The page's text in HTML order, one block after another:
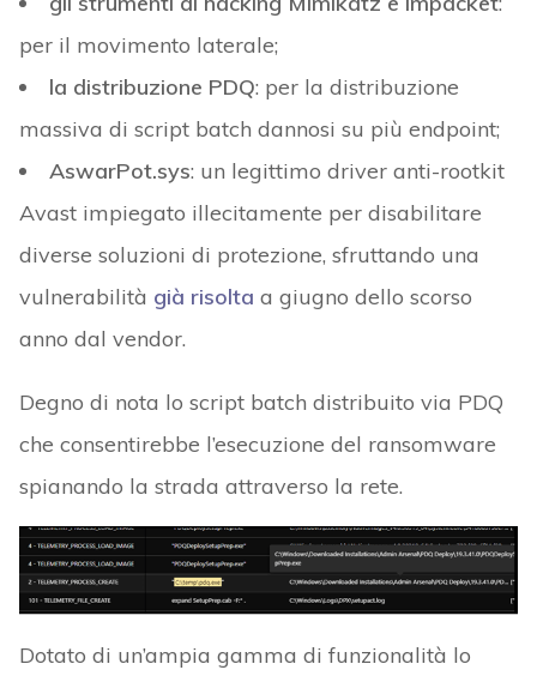
per il movimento laterale;
la distribuzione PDQ: per la distribuzione
massiva di script batch dannosi su più endpoint;
AswarPot.sys: un legittimo driver anti-rootkit
Avast impiegato illecitamente per disabilitare
diverse soluzioni di protezione, sfruttando una
vulnerabilità già risolta a giugno dello scorso
anno dal vendor.
Degno di nota lo script batch distribuito via PDQ
che consentirebbe l’esecuzione del ransomware
spianando la strada attraverso la rete.
Dotato di un’ampia gamma di funzionalità lo